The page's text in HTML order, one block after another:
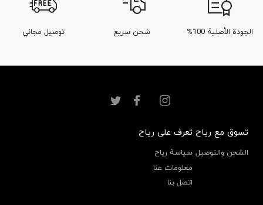
الجودة الأصلية 100% شحن سريع توصيل مجاني
تسوق مع رياح
الشحن والتوصيل
تعرف على رياح
سياسة رياح
معلومات عنا
اتصل بنا